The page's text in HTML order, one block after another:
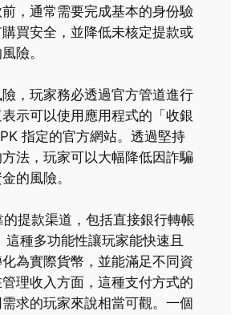
，通常需要完成基本的身份驗
買安全，並降低未核定提款或
險。
，玩家務必透過官方管道進行
示可以使用應用程式的「收銀
指定的官方網站。透過堅持
法，玩家可以大幅降低因詐騙
的風險。
提款渠道，包括直接銀行轉帳
種多功能性讓玩家能快速且
為實際貨幣，並能滿足不同資
理收入方面，這種支付方式的
求的玩家來說相當可觀。一個